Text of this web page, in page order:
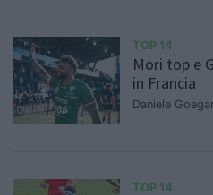
TOP 14
Mori top e
in Francia
Daniele
TOP 14